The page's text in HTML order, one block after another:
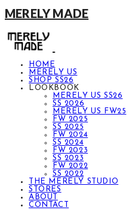
MERELY MADE
HOME
MERELY US
SHOP SS26
LOOKBOOK
MERELY US SS26
SS 2026
MERELY US FW25
FW 2025
SS 2025
FW 2024
SS 2024
FW 2023
SS 2023
FW 2022
SS 2022
THE MERELY STUDIO
STORES
ABOUT
CONTACT